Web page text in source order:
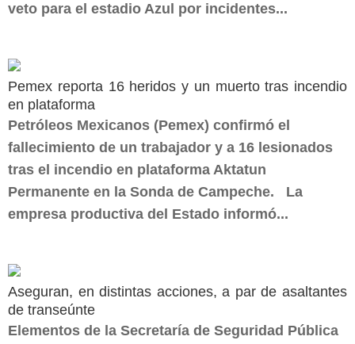
veto para el estadio Azul por incidentes...
Pemex reporta 16 heridos y un muerto tras incendio
en plataforma
Petróleos Mexicanos (Pemex) confirmó el
fallecimiento de un trabajador y a 16 lesionados
tras el incendio en plataforma Aktatun
Permanente en la Sonda de Campeche. La
empresa productiva del Estado informó...
Aseguran, en distintas acciones, a par de asaltantes
de transeúnte
Elementos de la Secretaría de Seguridad Pública